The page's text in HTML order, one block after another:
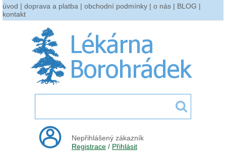
úvod | doprava a platba | obchodní podmínky | o nás | BLOG |
kontakt
Nepřihlášený zákazník
Registrace / Přihlásit